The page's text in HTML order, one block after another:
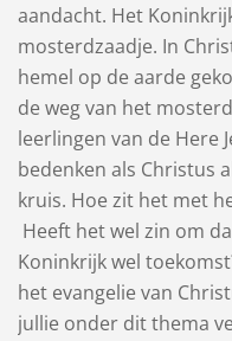
aandacht. Het
mosterdzaadje. In
hemel op de aarde
de weg van het
leerlingen van de Here
bedenken als Christus
kruis. Hoe zit het met
Heeft het wel zin om
Koninkrijk wel
het evangelie van
jullie onder dit thema